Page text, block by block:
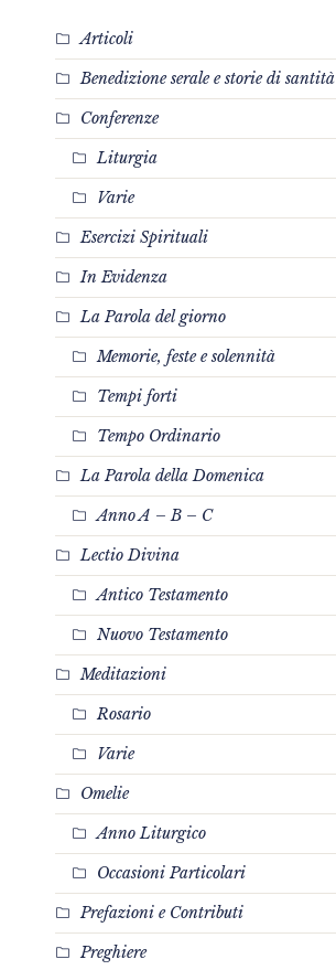
Articoli
Benedizione serale e storie di santità
Conferenze
Liturgia
Varie
Esercizi Spirituali
In Evidenza
La Parola del giorno
Memorie, feste e solennità
Tempi forti
Tempo Ordinario
La Parola della Domenica
Anno A – B – C
Lectio Divina
Antico Testamento
Nuovo Testamento
Meditazioni
Rosario
Varie
Omelie
Anno Liturgico
Occasioni Particolari
Prefazioni e Contributi
Preghiere